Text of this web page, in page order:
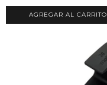
AGREGAR AL CARRITO